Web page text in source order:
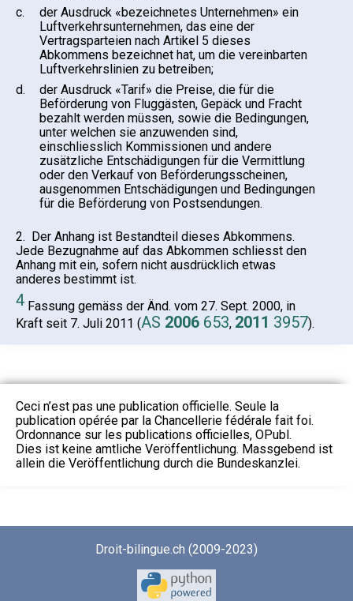
c.
der Ausdruck «bezeichnetes Unternehmen» ein
Luftverkehrsunternehmen, das eine der
Vertragsparteien nach Artikel 5 dieses
Abkommens bezeichnet hat, um die vereinbarten
Luftverkehrslinien zu betreiben;
d.
der Ausdruck «Tarif» die Preise, die für die
Beförderung von Fluggästen, Gepäck und Fracht
bezahlt werden müssen, sowie die Bedingungen,
unter welchen sie anzuwenden sind,
einschliesslich Kommissionen und andere
zusätzliche Entschädigungen für die Vermittlung
oder den Verkauf von Beförderungsscheinen,
ausgenommen Entschädigungen und Bedingungen
für die Beförderung von Postsendungen.
2. Der Anhang ist Bestandteil dieses Abkommens.
Jede Bezugnahme auf das Abkommen schliesst den
Anhang mit ein, sofern nicht ausdrücklich etwas
anderes bestimmt ist.
4 Fassung gemäss der Änd. vom 27. Sept. 2000, in
Kraft seit 7. Juli 2011 (AS 2006 653, 2011 3957).
Ceci n’est pas une publication officielle. Seule la
publication opérée par la Chancellerie fédérale fait foi.
Ordonnance sur les publications officielles, OPubl.
Dies ist keine amtliche Veröffentlichung. Massgebend ist
allein die Veröffentlichung durch die Bundeskanzlei.
Droit-bilingue.ch (2009-2023)